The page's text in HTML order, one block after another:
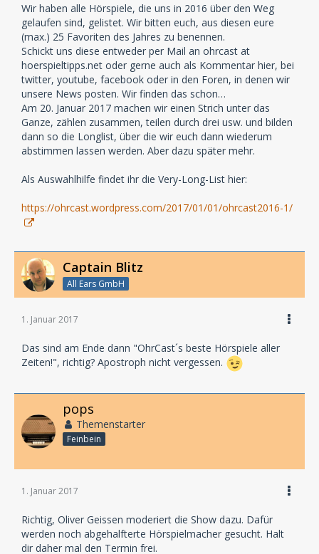
Wir haben alle Hörspiele, die uns in 2016 über den Weg
gelaufen sind, gelistet. Wir bitten euch, aus diesen eure
(max.) 25 Favoriten des Jahres zu benennen.
Schickt uns diese entweder per Mail an ohrcast at
hoerspieltipps.net oder gerne auch als Kommentar hier, bei
twitter, youtube, facebook oder in den Foren, in denen wir
unsere News posten. Wir finden das schon…
Am 20. Januar 2017 machen wir einen Strich unter das
Ganze, zählen zusammen, teilen durch drei usw. und bilden
dann so die Longlist, über die wir euch dann wiederum
abstimmen lassen werden. Aber dazu später mehr.
Als Auswahlhilfe findet ihr die Very-Long-List hier:
https://ohrcast.wordpress.com/2017/01/01/ohrcast2016-1/
Captain Blitz
All Ears GmbH
1. Januar 2017
Das sind am Ende dann "OhrCast´s beste Hörspiele aller
Zeiten!", richtig? Apostroph nicht vergessen.
pops
Themenstarter
Feinbein
1. Januar 2017
Richtig, Oliver Geissen moderiert die Show dazu. Dafür
werden noch abgehalfterte Hörspielmacher gesucht. Halt
dir daher mal den Termin frei.